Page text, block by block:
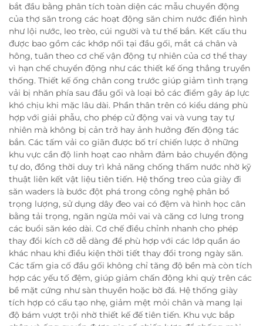
bắt đầu bằng phân tích toàn diện các mẫu chuyển động
của thợ săn trong các hoạt động săn chim nước điển hình
như lội nước, leo trèo, cúi người và tư thế bắn. Kết cấu thu
được bao gồm các khớp nối tại đầu gối, mắt cá chân và
hông, tuân theo cơ chế vận động tự nhiên của cơ thể thay
vì hạn chế chuyển động như các thiết kế ống thẳng truyền
thống. Thiết kế ống chân cong trước giúp giảm tình trạng
vải bị nhăn phía sau đầu gối và loại bỏ các điểm gây áp lực
khó chịu khi mặc lâu dài. Phần thân trên có kiểu dáng phù
hợp với giải phẫu, cho phép cử động vai và vung tay tự
nhiên mà không bị cản trở hay ảnh hưởng đến động tác
bắn. Các tấm vải co giãn được bố trí chiến lược ở những
khu vực cần độ linh hoạt cao nhằm đảm bảo chuyển động
tự do, đồng thời duy trì khả năng chống thấm nước nhờ kỹ
thuật liên kết vật liệu tiên tiến. Hệ thống treo của giày đi
săn waders là bước đột phá trong công nghệ phân bổ
trọng lượng, sử dụng dây đeo vai có đệm và hình học cân
bằng tải trọng, ngăn ngừa mỏi vai và căng cơ lưng trong
các buổi săn kéo dài. Cơ chế điều chỉnh nhanh cho phép
thay đổi kích cỡ dễ dàng để phù hợp với các lớp quần áo
khác nhau khi điều kiện thời tiết thay đổi trong ngày săn.
Các tấm gia cố đầu gối không chỉ tăng độ bền mà còn tích
hợp các yếu tố đệm, giúp giảm chấn động khi quỳ trên các
bề mặt cứng như sàn thuyền hoặc bờ đá. Hệ thống giày
tích hợp có cấu tạo nhẹ, giảm mệt mỏi chân và mang lại
độ bám vượt trội nhờ thiết kế đế tiên tiến. Khu vực bắp